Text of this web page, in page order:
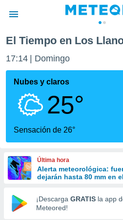
de
por
que se
calidad.
a este
las
y
forma
digital
basada
El Tiempo en Los
17:14 Domingo
Nubes y claros
25°
Sensación de 26°
Última hora
Alerta meteorológica:
dejarán hasta 80 mm en
¡Descarga GRATIS la app
Meteored!